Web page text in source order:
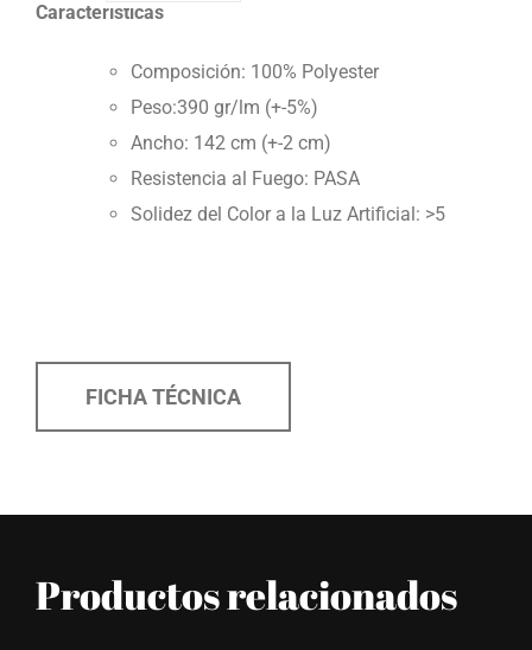
Características
Composición: 100% Polyester
Peso:390 gr/lm (+-5%)
Ancho: 142 cm (+-2 cm)
Resistencia al Fuego: PASA
Solidez del Color a la Luz Artificial: >5
FICHA TÉCNICA
Productos relacionados